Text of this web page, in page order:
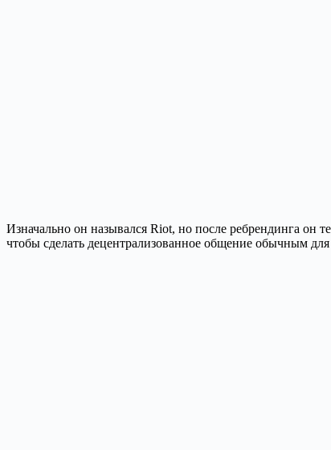
Изначально он назывался Riot, но после ребрендинга он
чтобы сделать децентрализованное общение обычным